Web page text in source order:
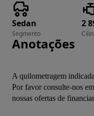
Sedan
Segmento
2
Anotações
A quilometragem
Por favor consulte-nos
nossas ofertas de